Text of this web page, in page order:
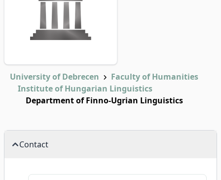
University of Debrecen
Faculty of Humanities
Institute of Hungarian Linguistics
Department of Finno-Ugrian Linguistics
Contact